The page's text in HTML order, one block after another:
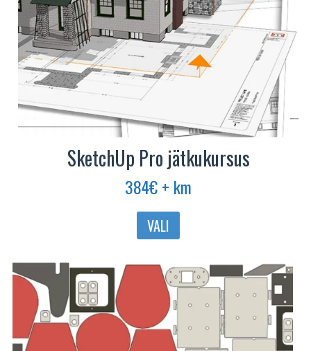
SketchUp Pro jätkukursus
384€+ km
VALI
Sellel
mitu
varianti.
Valikuid
saab
teha